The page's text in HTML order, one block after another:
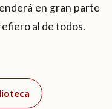
en gran parte
al de todos.